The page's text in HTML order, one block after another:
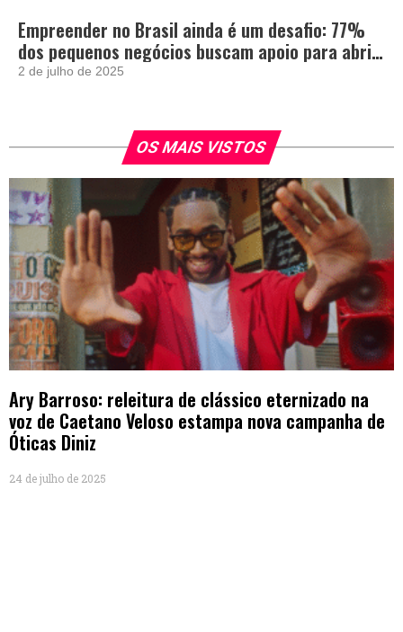
Empreender no Brasil ainda é um desafio: 77%
dos pequenos negócios buscam apoio para abrir
e crescer
2 de julho de 2025
OS MAIS VISTOS
Ary Barroso: releitura de clássico eternizado na
voz de Caetano Veloso estampa nova campanha de
Óticas Diniz
24 de julho de 2025